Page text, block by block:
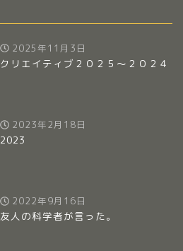
2025年11月3日
クリエイティブ２０２５～２０２４
2023年2月18日
2023
2022年9月16日
友人の科学者が言った。